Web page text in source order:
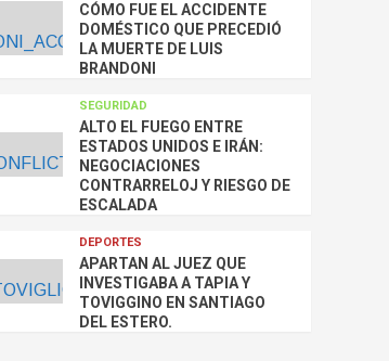
CÓMO FUE EL ACCIDENTE
DOMÉSTICO QUE PRECEDIÓ
LA MUERTE DE LUIS
BRANDONI
SEGURIDAD
ALTO EL FUEGO ENTRE
ESTADOS UNIDOS E IRÁN:
NEGOCIACIONES
CONTRARRELOJ Y RIESGO DE
ESCALADA
DEPORTES
APARTAN AL JUEZ QUE
INVESTIGABA A TAPIA Y
TOVIGGINO EN SANTIAGO
DEL ESTERO.